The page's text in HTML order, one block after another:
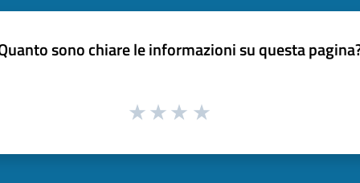
sono chiare le informazioni su questa